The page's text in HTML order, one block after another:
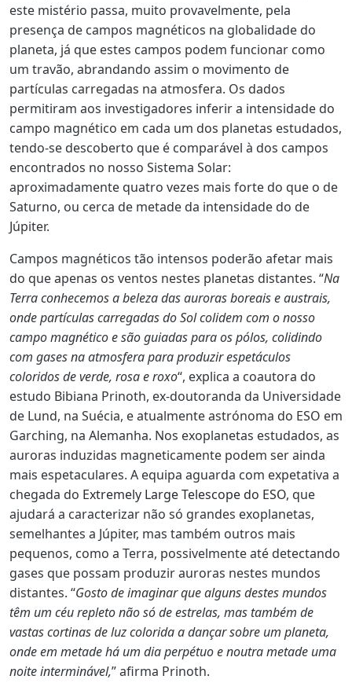
este mistério passa, muito provavelmente, pela
presença de campos magnéticos na globalidade do
planeta, já que estes campos podem funcionar como
um travão, abrandando assim o movimento de
partículas carregadas na atmosfera. Os dados
permitiram aos investigadores inferir a intensidade do
campo magnético em cada um dos planetas estudados,
tendo-se descoberto que é comparável à dos campos
encontrados no nosso Sistema Solar:
aproximadamente quatro vezes mais forte do que o de
Saturno, ou cerca de metade da intensidade do de
Júpiter.
Campos magnéticos tão intensos poderão afetar mais
do que apenas os ventos nestes planetas distantes. “Na
Terra conhecemos a beleza das auroras boreais e austrais,
onde partículas carregadas do Sol colidem com o nosso
campo magnético e são guiadas para os pólos, colidindo
com gases na atmosfera para produzir espetáculos
coloridos de verde, rosa e roxo“, explica a coautora do
estudo Bibiana Prinoth, ex-doutoranda da Universidade
de Lund, na Suécia, e atualmente astrónoma do ESO em
Garching, na Alemanha. Nos exoplanetas estudados, as
auroras induzidas magneticamente podem ser ainda
mais espetaculares. A equipa aguarda com expetativa a
chegada do Extremely Large Telescope do ESO, que
ajudará a caracterizar não só grandes exoplanetas,
semelhantes a Júpiter, mas também outros mais
pequenos, como a Terra, possivelmente até detectando
gases que possam produzir auroras nestes mundos
distantes. “Gosto de imaginar que alguns destes mundos
têm um céu repleto não só de estrelas, mas também de
vastas cortinas de luz colorida a dançar sobre um planeta,
onde em metade há um dia perpétuo e noutra metade uma
noite interminável,” afirma Prinoth.